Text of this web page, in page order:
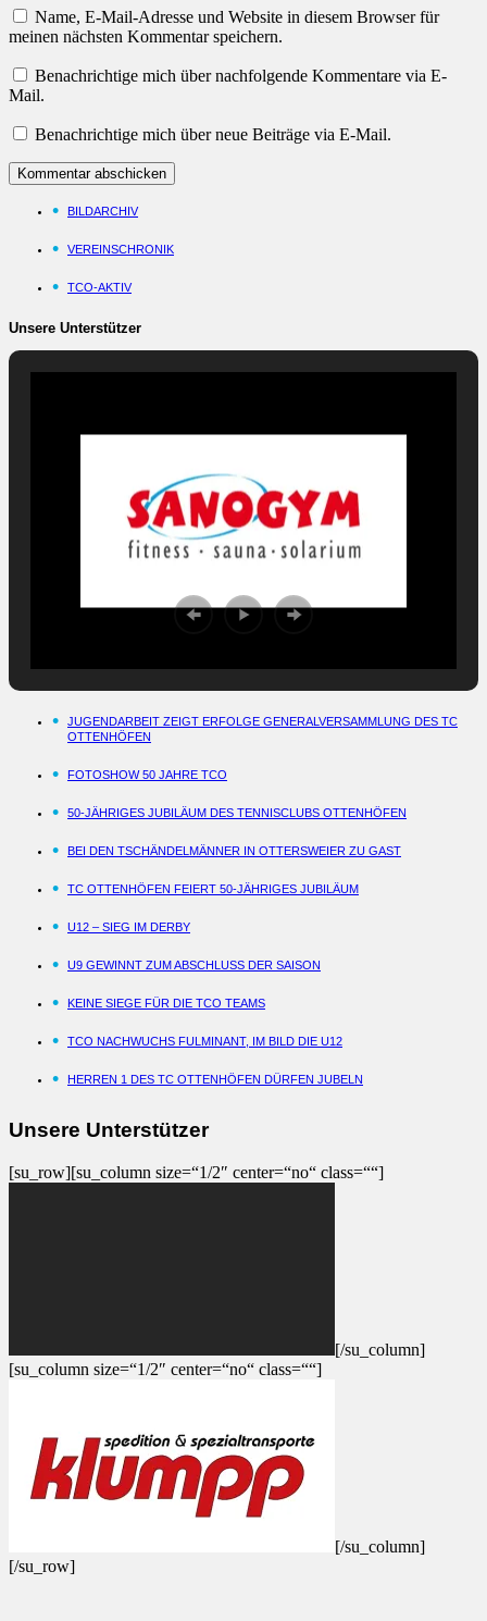
Name, E-Mail-Adresse und Website in diesem Browser für
meinen nächsten Kommentar speichern.
Benachrichtige mich über nachfolgende Kommentare via E-
Mail.
Benachrichtige mich über neue Beiträge via E-Mail.
BILDARCHIV
VEREINSCHRONIK
TCO-AKTIV
Unsere Unterstützer
JUGENDARBEIT ZEIGT ERFOLGE GENERALVERSAMMLUNG DES TC
OTTENHÖFEN
FOTOSHOW 50 JAHRE TCO
50-JÄHRIGES JUBILÄUM DES TENNISCLUBS OTTENHÖFEN
BEI DEN TSCHÄNDELMÄNNER IN OTTERSWEIER ZU GAST
TC OTTENHÖFEN FEIERT 50-JÄHRIGES JUBILÄUM
U12 – SIEG IM DERBY
U9 GEWINNT ZUM ABSCHLUSS DER SAISON
KEINE SIEGE FÜR DIE TCO TEAMS
TCO NACHWUCHS FULMINANT, IM BILD DIE U12
HERREN 1 DES TC OTTENHÖFEN DÜRFEN JUBELN
Unsere Unterstützer
[su_row][su_column size=“1/2″ center=“no“ class=““]
[/su_column]
[su_column size=“1/2″ center=“no“ class=““]
[/su_column]
[/su_row]